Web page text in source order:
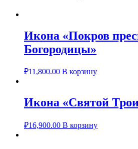
Икона «Покров
Богородицы»
₽11,800.00 В корзину
Икона «Святой
₽16,900.00 В корзину